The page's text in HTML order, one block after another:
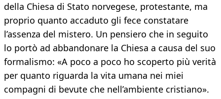
della Chiesa di Stato norvegese, protestante, ma
proprio quanto accaduto gli fece constatare
l’assenza del mistero. Un pensiero che in seguito
lo portò ad abbandonare la Chiesa a causa del suo
formalismo: «A poco a poco ho scoperto più verità
per quanto riguarda la vita umana nei miei
compagni di bevute che nell’ambiente cristiano».